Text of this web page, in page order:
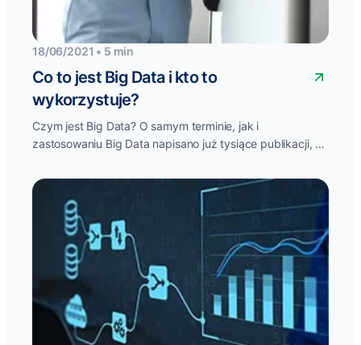
18/06/2021 • 5 min
Co to jest Big Data i kto to
wykorzystuje?
Czym jest Big Data? O samym terminie, jak i
zastosowaniu Big Data napisano już tysiące publikacji, a